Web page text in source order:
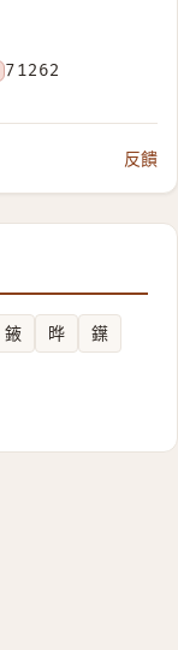
71262
反饋
䤳 晔
鐷